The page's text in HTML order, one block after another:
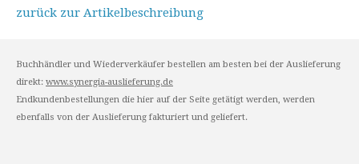
zurück zur Artikelbeschreibung
Buchhändler und Wiederverkäufer bestellen am besten bei der Auslieferung
direkt: www.synergia-auslieferung.de
Endkundenbestellungen die hier auf der Seite getätigt werden, werden
ebenfalls von der Auslieferung fakturiert und geliefert.